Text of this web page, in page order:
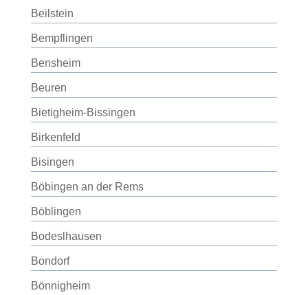
Beilstein
Bempflingen
Bensheim
Beuren
Bietigheim-Bissingen
Birkenfeld
Bisingen
Böbingen an der Rems
Böblingen
Bodeslhausen
Bondorf
Bönnigheim